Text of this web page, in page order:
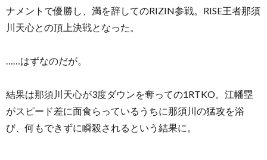
ナメントで優勝し、満を辞してのRIZIN参戦。RISE王者那須
川天心との頂上決戦となった。
……はずなのだが。
結果は那須川天心が3度ダウンを奪っての1RTKO。江幡塁
がスピード差に面食らっているうちに那須川の猛攻を浴
び、何もできずに瞬殺されるという結果に。